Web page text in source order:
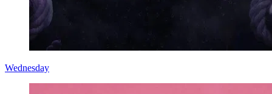
Wednesday